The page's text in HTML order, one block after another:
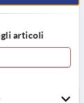
articoli